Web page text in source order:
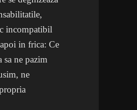
incompatibil
in frica: Ce
sa ne pazim
ne